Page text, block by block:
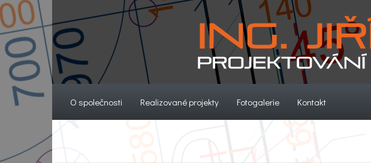
O společnosti (current)Realizované projekty(current)Fotogalerie(current)Kontakt(current)